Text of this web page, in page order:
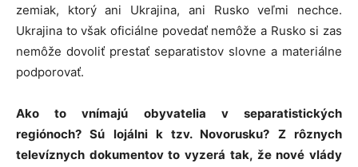
zemiak, ktorý ani Ukrajina, ani Rusko veľmi nechce.
Ukrajina to však oficiálne povedať nemôže a Rusko si zas
nemôže dovoliť prestať separatistov slovne a materiálne
podporovať.
Ako to vnímajú obyvatelia v separatistických
regiónoch? Sú lojálni k tzv. Novorusku? Z rôznych
televíznych dokumentov to vyzerá tak, že nové vlády